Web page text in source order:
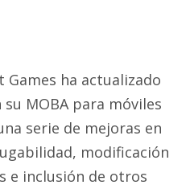
Games ha actualizado
MOBA para móviles
serie de mejoras en
modificación
e inclusión de otros